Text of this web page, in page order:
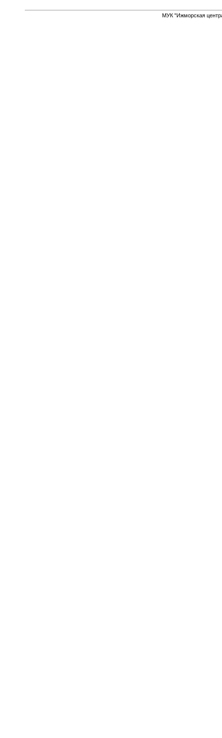
МУК "Ижморская